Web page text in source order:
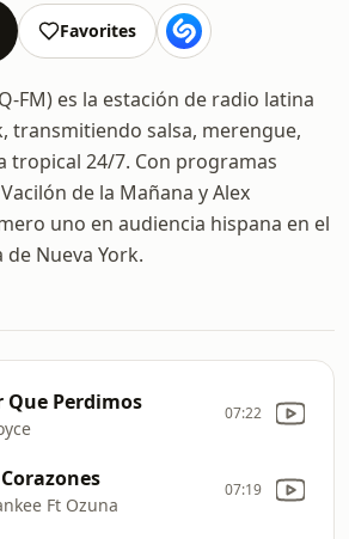
Favorites
FM) es la estación de radio latina
transmitiendo salsa, merengue,
tropical 24/7. Con programas
de la Mañana y Alex
uno en audiencia hispana en el
Nueva York.
Que Perdimos 07:22
Ft Ozuna
07:19